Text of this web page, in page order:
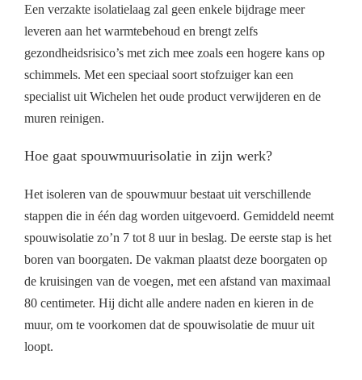
Een verzakte isolatielaag zal geen enkele bijdrage meer
leveren aan het warmtebehoud en brengt zelfs
gezondheidsrisico’s met zich mee zoals een hogere kans op
schimmels. Met een speciaal soort stofzuiger kan een
specialist uit Wichelen het oude product verwijderen en de
muren reinigen.
Hoe gaat spouwmuurisolatie in zijn werk?
Het isoleren van de spouwmuur bestaat uit verschillende
stappen die in één dag worden uitgevoerd. Gemiddeld neemt
spouwisolatie zo’n 7 tot 8 uur in beslag. De eerste stap is het
boren van boorgaten. De vakman plaatst deze boorgaten op
de kruisingen van de voegen, met een afstand van maximaal
80 centimeter. Hij dicht alle andere naden en kieren in de
muur, om te voorkomen dat de spouwisolatie de muur uit
loopt.